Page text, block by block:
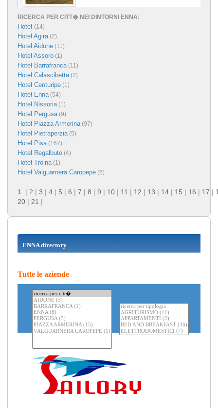
RICERCA PER CITT� NEI DINTORNI ENNA:
Hotel (14)
Hotel Agira(2)
Hotel Aidone (11)
Hotel Assoro (1)
Hotel Barrafranca(11)
Hotel Calascibetta(2)
Hotel Centuripe (1)
Hotel Enna(54)
Hotel Nissoria(1)
Hotel Pergusa(9)
Hotel Piazza Armerina(97)
Hotel Pietraperzia(5)
Hotel Pisa(167)
Hotel Regalbuto (4)
Hotel Troina(1)
Hotel Valguarnera Caropepe (6)
1 | 2 | 3 | 4 | 5 | 6 | 7 | 8 | 9 | 10 | 11 | 12 | 13 | 14 | 15 | 16 | 17 |
20 | 21 |
ENNA directory
Tutte le aziende